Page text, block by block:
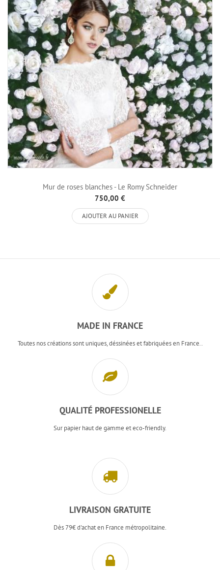
Mur de roses blanches - Le Romy Schneider
750,00 €
AJOUTER AU PANIER
MADE IN FRANCE
Toutes nos créations sont uniques, déssinées et fabriquées en France..
QUALITÉ PROFESSIONELLE
Sur papier haut de gamme et eco-friendly.
LIVRAISON GRATUITE
Dès 79€ d'achat en France métropolitaine.